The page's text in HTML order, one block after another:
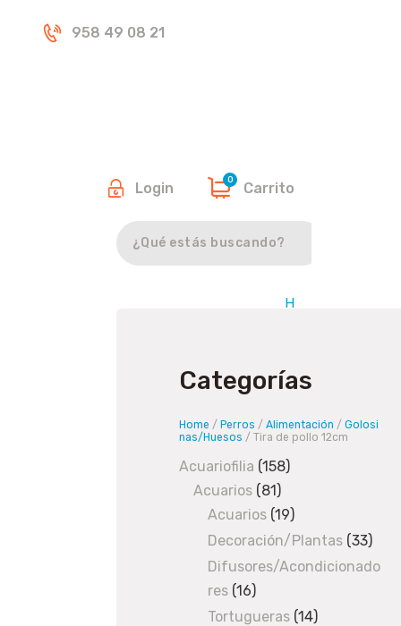
958 49 08 21
Login Carrito
0
Tienda
H
e
/P
r
r
s
/
l
i
e
Categorías
Home /Perros /Alimentación /Golosi
nas/Huesos / Tira de pollo 12cm
Acuariofilia 158158
Acuarios 8181
products
Acuarios 1919
products
Decoración/Plantas 3333
Difusores/Acondicionado
res 1616
products
Tortugueras 1414